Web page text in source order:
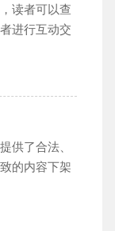
读者可以查
进行互动交
供了合法、
的内容下架